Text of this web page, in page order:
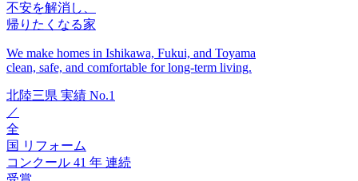
不安を解消し、
帰りたくなる家
We make homes in Ishikawa, Fukui, and Toyama
clean, safe, and comfortable for long-term living.
北陸三県 実績 No.1
／
全
国 リフォーム
コンクール 41 年 連続